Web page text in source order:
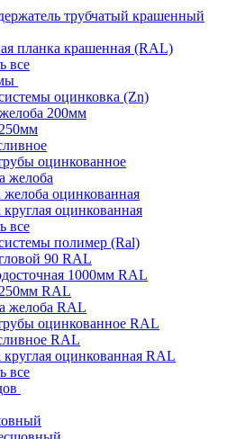
трубчатый крашенный
планка крашенная (RAL)
все
оцинковка (Zn)
200мм
оцинкованное
желоба
оцинкованная
оцинкованная
все
полимер (Ral)
90 RAL
1000мм RAL
RAL
желоба RAL
оцинкованное RAL
RAL
оцинкованная RAL
все